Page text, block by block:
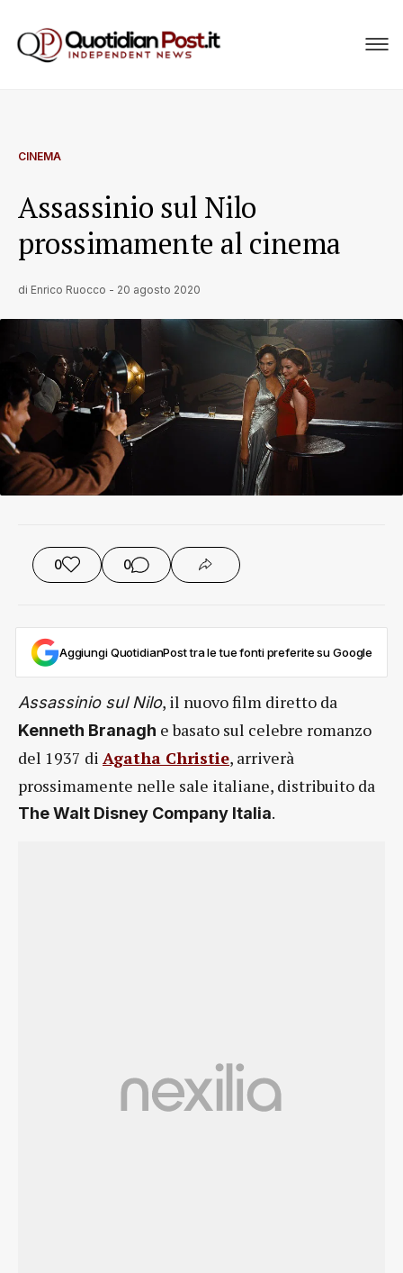
CINEMA
Assassinio sul Nilo
prossimamente al cinema
di Enrico Ruocco - 20 agosto 2020
0 0
Aggiungi QuotidianPost tra le tue fonti preferite su Google
Assassinio sul Nilo, il nuovo film diretto da
Kenneth Branagh e basato sul celebre romanzo
del 1937 di Agatha Christie, arriverà
prossimamente nelle sale italiane, distribuito da
The Walt Disney Company Italia.